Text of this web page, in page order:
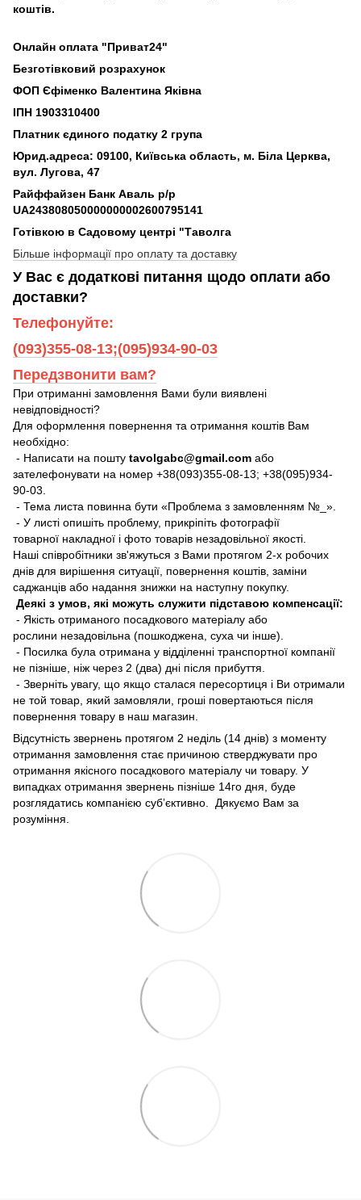
коштів.
Онлайн оплата "Приват24"
Безготівковий розрахунок
ФОП Єфіменко Валентина Яківна
ІПН 1903310400
Платник єдиного податку 2 група
Юрид.адреса: 09100, Київська область, м. Біла Церква,
вул. Лугова, 47
Райффайзен Банк Аваль р/р
UA243808050000000002600795141
Готівкою в Садовому центрі "Таволга
Більше інформації про оплату та доставку
У Вас є додаткові питання щодо оплати або
доставки?
Телефонуйте:
(093)355-08-13;(095)934-90-03
Передзвонити вам?
При отриманні замовлення Вами були виявлені
невідповідності?
Для оформлення повернення та отримання коштів Вам
необхідно:
- Написати на пошту tavolgabc@gmail.com або
зателефонувати на номер +38(093)355-08-13; +38(095)934-
90-03.
- Тема листа повинна бути «Проблема з замовленням №_».
- У листі опишіть проблему, прикріпіть фотографії
товарної накладної і фото товарів незадовільної якості.
Наші співробітники зв'яжуться з Вами протягом 2-х робочих
днів для вирішення ситуації, повернення коштів, заміни
саджанців або надання знижки на наступну покупку.
Деякі з умов, які можуть служити підставою компенсації:
- Якість отриманого посадкового матеріалу або
рослини незадовільна (пошкоджена, суха чи інше).
- Посилка була отримана у відділенні транспортної компанії
не пізніше, ніж через 2 (два) дні після прибуття.
- Зверніть увагу, що якщо сталася пересортиця і Ви отримали
не той товар, який замовляли, гроші повертаються після
повернення товару в наш магазин.
Відсутність звернень протягом 2 неділь (14 днів) з моменту
отримання замовлення стає причиною стверджувати про
отримання якісного посадкового матеріалу чи товару. У
випадках отримання звернень пізніше 14го дня, буде
розглядатись компанією суб’єктивно. Дякуємо Вам за
розуміння.